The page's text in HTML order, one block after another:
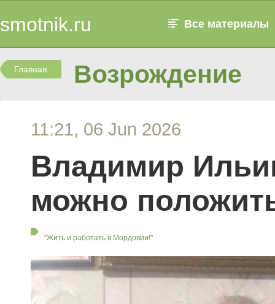
smotnik.ru Все материалы
Главная Возрождение
11:21, 06 Jun 2026
Владимир
можно
"Жить и работать в Мордовии!"